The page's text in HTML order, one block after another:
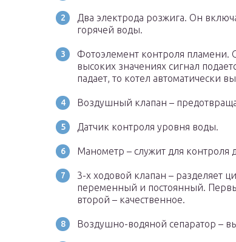
Два электрода розжига. Он
горячей воды.
Фотоэлемент контроля пламени.
высоких значениях сигнал
падает, то котел автоматически
Воздушный клапан –
Датчик контроля уровня воды.
Манометр – служит для контроля
3-х ходовой клапан – разделяет
переменный и постоянный.
второй – качественное.
Воздушно-водяной сепаратор –